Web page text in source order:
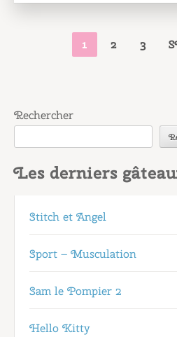
PAGINATION
PAGE
1 PAGE
2 PAGE
3
Rechercher
Les derniers
Stitch et Angel
Sport – Musculation
Sam le Pompier 2
Hello Kitty